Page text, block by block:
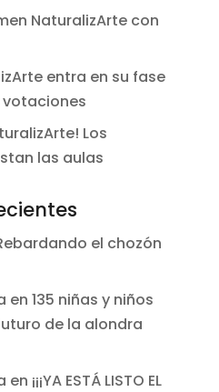
NaturalizArte con
entra en su fase
votaciones
Los
las aulas
el chozón
en 135 niñas y niños
de la alondra
en ¡¡¡YA ESTÁ LISTO EL